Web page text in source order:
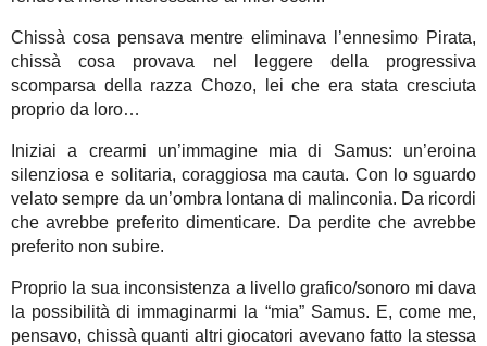
Chissà cosa pensava mentre eliminava l’ennesimo Pirata,
chissà cosa provava nel leggere della progressiva
scomparsa della razza Chozo, lei che era stata cresciuta
proprio da loro…
Iniziai a crearmi un’immagine mia di Samus: un’eroina
silenziosa e solitaria, coraggiosa ma cauta. Con lo sguardo
velato sempre da un’ombra lontana di malinconia. Da ricordi
che avrebbe preferito dimenticare. Da perdite che avrebbe
preferito non subire.
Proprio la sua inconsistenza a livello grafico/sonoro mi dava
la possibilità di immaginarmi la “mia” Samus. E, come me,
pensavo, chissà quanti altri giocatori avevano fatto la stessa